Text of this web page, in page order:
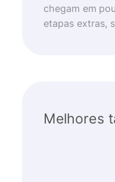
chegam em
etapas extras,
Melhores